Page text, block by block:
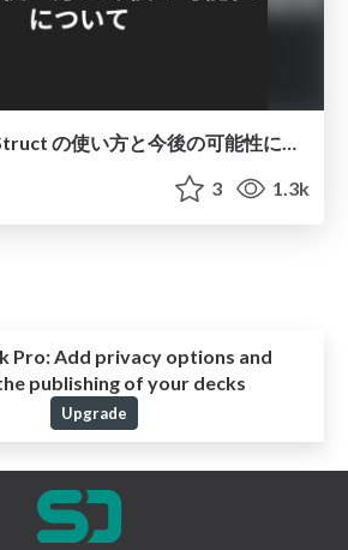
今更聞けない！ Struct の使い方と今後の可能性について
3 1.3k
Pro: Add privacy options and
publishing of your decks
Upgrade